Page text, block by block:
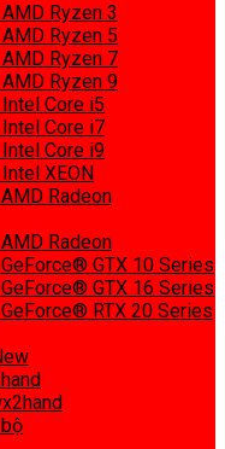
Ryzen 3
Ryzen 5
Ryzen 7
Ryzen 9
Core i5
Core i7
Core i9
XEON
Radeon
Radeon
GTX 10 Series
GTX 16 Series
RTX 20 Series